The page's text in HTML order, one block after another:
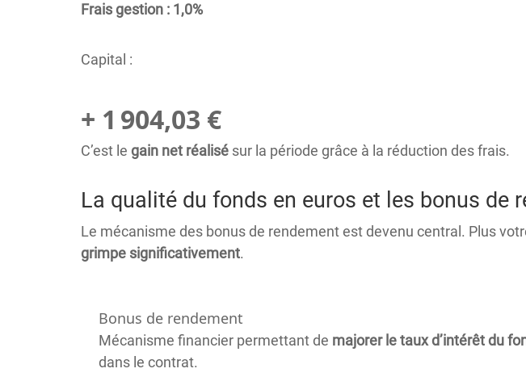
Frais gestion : 1,0%
Capital :
+ 1 904,03 €
C’est le gain net réalisésur la période grâce à la réduction des frais.
La qualité du fonds en euros et les bonus de
Le mécanisme des bonus de rendement est devenu central. Plus
grimpe significativement.
Bonus de rendement
Mécanisme financier permettant de majorer le taux d’intérêt du
dans le contrat.